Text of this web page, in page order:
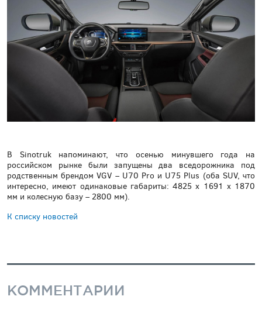
В Sinotruk напоминают, что осенью минувшего года на
российском рынке были запущены два вседорожника под
родственным брендом VGV – U70 Pro и U75 Plus (оба SUV, что
интересно, имеют одинаковые габариты: 4825 х 1691 х 1870
мм и колесную базу – 2800 мм).
К списку новостей
КОММЕНТАРИИ